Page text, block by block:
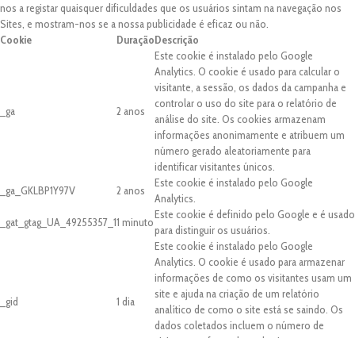
nos a registar quaisquer dificuldades que os usuários sintam na navegação nos
Sites, e mostram-nos se a nossa publicidade é eficaz ou não.
Cookie
DuraçãoDescrição
_ga 2 anos
Este cookie é instalado pelo Google
Analytics. O cookie é usado para calcular o
visitante, a sessão, os dados da campanha e
controlar o uso do site para o relatório de
análise do site. Os cookies armazenam
informações anonimamente e atribuem um
número gerado aleatoriamente para
identificar visitantes únicos.
_ga_GKLBP1Y97V
2 anos
Este cookie é instalado pelo Google
Analytics.
_gat_gtag_UA_49255357_11 minuto
Este cookie é definido pelo Google e é usado
para distinguir os usuários.
_gid 1 dia
Este cookie é instalado pelo Google
Analytics. O cookie é usado para armazenar
informações de como os visitantes usam um
site e ajuda na criação de um relatório
analítico de como o site está se saindo. Os
dados coletados incluem o número de